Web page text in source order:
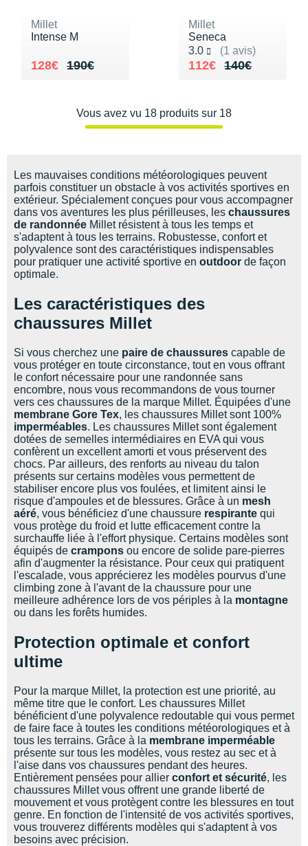
Millet
Intense M
190€
Au lieu de 190€
128€
Vendu 128€
Millet
Seneca
3.0
(1 avis)
Noté 3.0 sur 5
140€
Au lieu de 140€
112€
Vendu 112€
Vous avez vu 18 produits sur 18
Les mauvaises conditions météorologiques peuvent
parfois constituer un obstacle à vos activités sportives en
extérieur. Spécialement conçues pour vous accompagner
dans vos aventures les plus périlleuses, les chaussures
de randonnée Millet résistent à tous les temps et
s'adaptent à tous les terrains. Robustesse, confort et
polyvalence sont des caractéristiques indispensables
pour pratiquer une activité sportive en outdoor de façon
optimale.
Les caractéristiques des
chaussures Millet
Si vous cherchez une paire de chaussures capable de
vous protéger en toute circonstance, tout en vous offrant
le confort nécessaire pour une randonnée sans
encombre, nous vous recommandons de vous tourner
vers ces chaussures de la marque Millet. Équipées d'une
membrane Gore Tex, les chaussures Millet sont 100%
imperméables. Les chaussures Millet sont également
dotées de semelles intermédiaires en EVA qui vous
confèrent un excellent amorti et vous préservent des
chocs. Par ailleurs, des renforts au niveau du talon
présents sur certains modèles vous permettent de
stabiliser encore plus vos foulées, et limitent ainsi le
risque d'ampoules et de blessures. Grâce à un mesh
aéré, vous bénéficiez d'une chaussure respirante qui
vous protège du froid et lutte efficacement contre la
surchauffe liée à l'effort physique. Certains modèles sont
équipés de crampons ou encore de solide pare-pierres
afin d'augmenter la résistance. Pour ceux qui pratiquent
l'escalade, vous apprécierez les modèles pourvus d'une
climbing zone à l'avant de la chaussure pour une
meilleure adhérence lors de vos périples à la montagne
ou dans les forêts humides.
Protection optimale et confort
ultime
Pour la marque Millet, la protection est une priorité, au
même titre que le confort. Les chaussures Millet
bénéficient d'une polyvalence redoutable qui vous permet
de faire face à toutes les conditions météorologiques et à
tous les terrains. Grâce à la membrane imperméable
présente sur tous les modèles, vous restez au sec et à
l'aise dans vos chaussures pendant des heures.
Entièrement pensées pour allier confort et sécurité, les
chaussures Millet vous offrent une grande liberté de
mouvement et vous protègent contre les blessures en tout
genre. En fonction de l'intensité de vos activités sportives,
vous trouverez différents modèles qui s'adaptent à vos
besoins avec précision.